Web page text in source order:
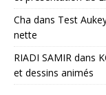
Cha dans Test
nette
RIADI SAMIR dans
et dessins animés